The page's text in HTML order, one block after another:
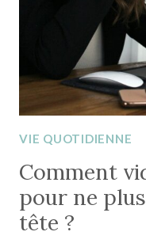
VIE QUOTIDIENNE
Comment
pour ne
tête ?